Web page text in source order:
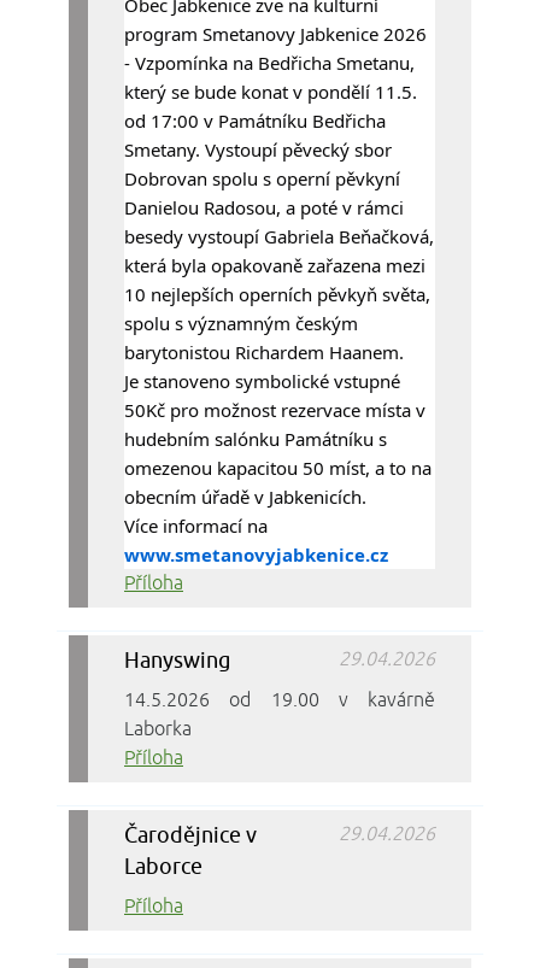
Obec Jabkenice zve na kulturní
program Smetanovy Jabkenice 2026
- Vzpomínka na Bedřicha Smetanu,
který se bude konat v pondělí 11.5.
od 17:00 v Památníku Bedřicha
Smetany. Vystoupí pěvecký sbor
Dobrovan spolu s operní pěvkyní
Danielou Radosou, a poté v rámci
besedy vystoupí Gabriela Beňačková,
která byla opakovaně zařazena mezi
10 nejlepších operních pěvkyň světa,
spolu s významným českým
barytonistou Richardem Haanem.
Je stanoveno symbolické vstupné
50Kč pro možnost rezervace místa v
hudebním salónku Památníku s
omezenou kapacitou 50 míst, a to na
obecním úřadě v Jabkenicích.
www.smetanovyjabkenice.cz
Příloha
29.04.2026
Hanyswing
14.5.2026 od 19.00 v kavárně
Laborka
Příloha
29.04.2026
Čarodějnice v
Laborce
Příloha